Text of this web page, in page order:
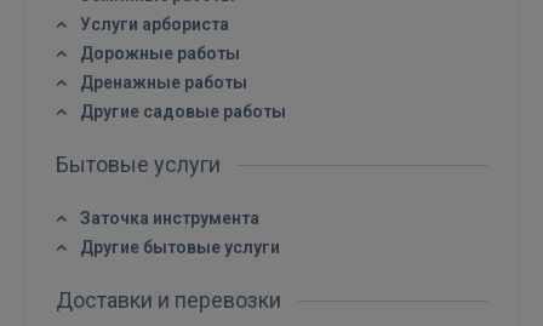
Забыли пароль?
FACEBOOK
 Sign in with Apple
Услуги арбориста
Дорожные работы
Дренажные работы
Другие садовые работы
Бытовые услуги
Заточка инструмента
Другие бытовые услуги
Доставки и перевозки